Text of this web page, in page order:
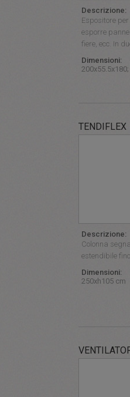
Descrizione:
Espositore
esporre
fiere, ecc. In
Dimensioni:
TENDIFLEX
Descrizione:
Colonna
estendibile
Dimensioni:
250xh105 cm